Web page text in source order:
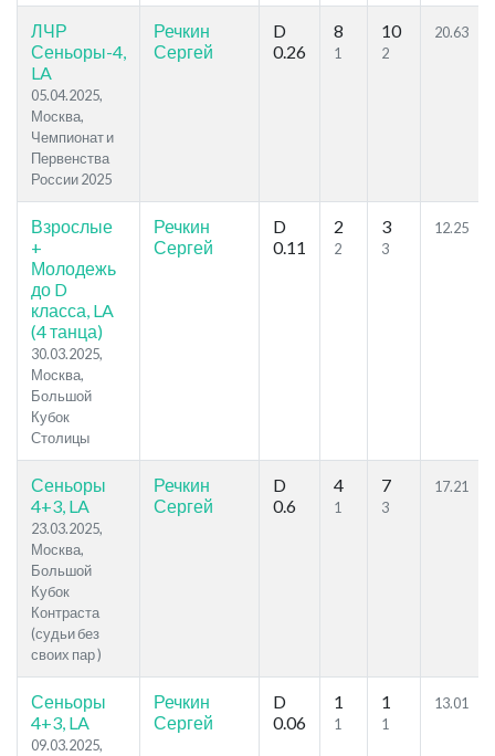
ЛЧР
Сеньоры-4,
LA
05.04.2025,
Москва,
Чемпионат и
Первенства
России 2025
Речкин
Сергей
D
0.26
8
1
10
2
20.63
Взрослые
+
Молодежь
до D
класса, LA
(4 танца)
30.03.2025,
Москва,
Большой
Кубок
Столицы
Речкин
Сергей
D
0.11
2
2
3
3
12.25
Сеньоры
4+3, LA
23.03.2025,
Москва,
Большой
Кубок
Контраста
(судьи без
своих пар )
Речкин
Сергей
D
0.6
4
1
7
3
17.21
Сеньоры
4+3, LA
09.03.2025,
Речкин
Сергей
D
0.06
1
1
1
1
13.01